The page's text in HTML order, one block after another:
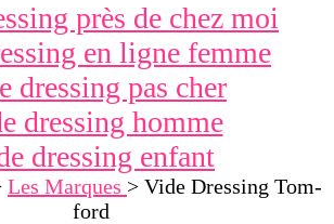
près de chez moi
en ligne femme
dressing pas cher
dressing homme
dressing enfant
Les Marques > Vide Dressing Tom-
ford